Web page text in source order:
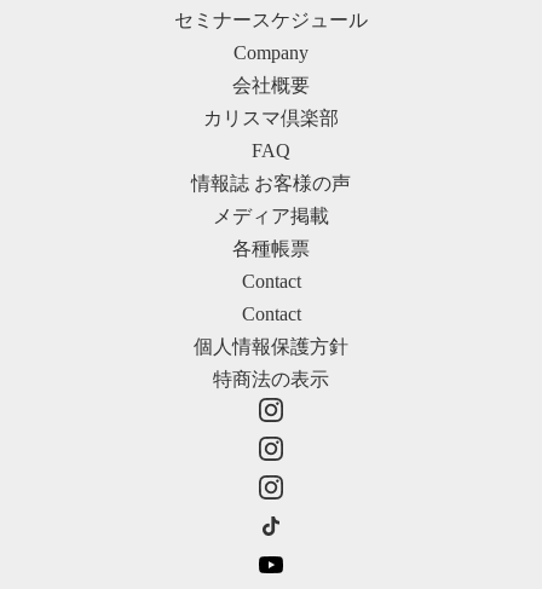
セミナースケジュール
Company
会社概要
カリスマ倶楽部
FAQ
情報誌 お客様の声
メディア掲載
各種帳票
Contact
Contact
個人情報保護方針
特商法の表示